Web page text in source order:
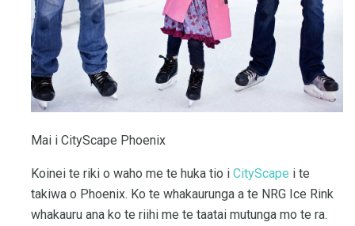
Mai i CityScape Phoenix
Koinei te riki o waho me te huka tio i CityScape i te
takiwa o Phoenix. Ko te whakaurunga a te NRG Ice Rink
whakauru ana ko te riihi me te taatai ​​mutunga mo te ra.